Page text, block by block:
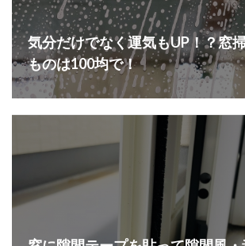
気分だけでなく運気もUP！？窓
ものは100均で！